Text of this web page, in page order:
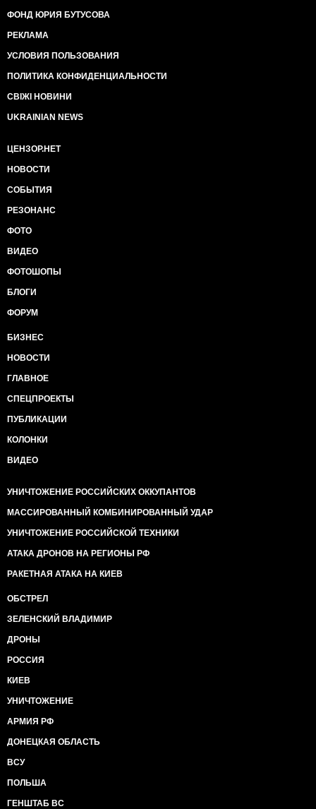
ФОНД ЮРИЯ БУТУСОВА
РЕКЛАМА
УСЛОВИЯ ПОЛЬЗОВАНИЯ
ПОЛИТИКА КОНФИДЕНЦИАЛЬНОСТИ
СВІЖІ НОВИНИ
UKRAINIAN NEWS
ЦЕНЗОР.НЕТ
НОВОСТИ
СОБЫТИЯ
РЕЗОНАНС
ФОТО
ВИДЕО
ФОТОШОПЫ
БЛОГИ
ФОРУМ
БИЗНЕС
НОВОСТИ
ГЛАВНОЕ
СПЕЦПРОЕКТЫ
ПУБЛИКАЦИИ
КОЛОНКИ
ВИДЕО
УНИЧТОЖЕНИЕ РОССИЙСКИХ ОККУПАНТОВ
МАССИРОВАННЫЙ КОМБИНИРОВАННЫЙ УДАР
УНИЧТОЖЕНИЕ РОССИЙСКОЙ ТЕХНИКИ
АТАКА ДРОНОВ НА РЕГИОНЫ РФ
РАКЕТНАЯ АТАКА НА КИЕВ
ОБСТРЕЛ
ЗЕЛЕНСКИЙ ВЛАДИМИР
ДРОНЫ
РОССИЯ
КИЕВ
УНИЧТОЖЕНИЕ
АРМИЯ РФ
ДОНЕЦКАЯ ОБЛАСТЬ
ВСУ
ПОЛЬША
ГЕНШТАБ ВС